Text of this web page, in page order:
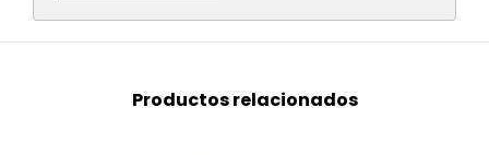
Productos relacionados